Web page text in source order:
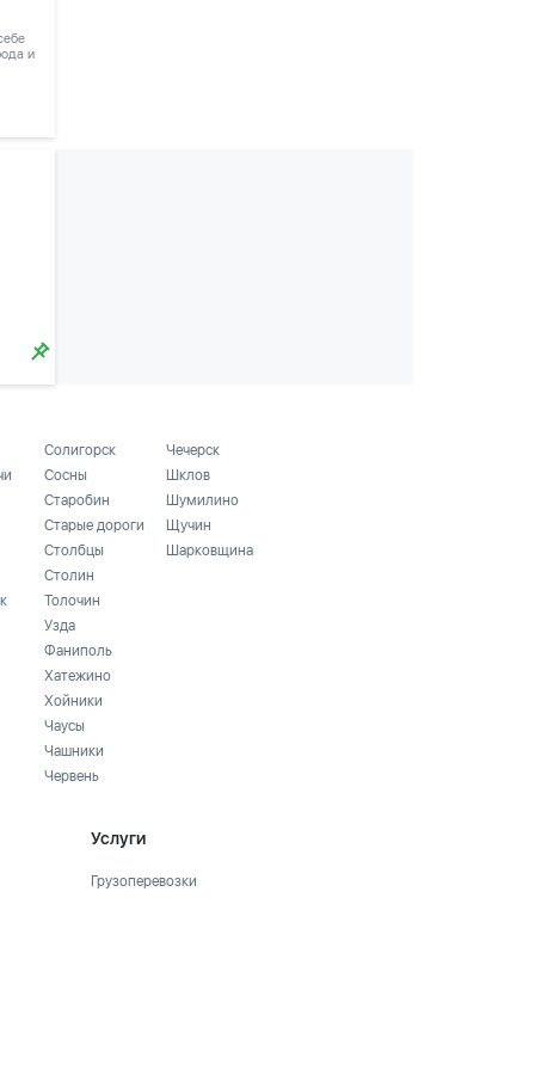
и
Солигорск
Сосны
Старобин
Старые дороги
Столбцы
Столин
Толочин
Узда
Фаниполь
Хатежино
Хойники
Чаусы
Чашники
Червень
Чечерск
Шклов
Шумилино
Щучин
Шарковщина
Услуги
Грузоперевозки